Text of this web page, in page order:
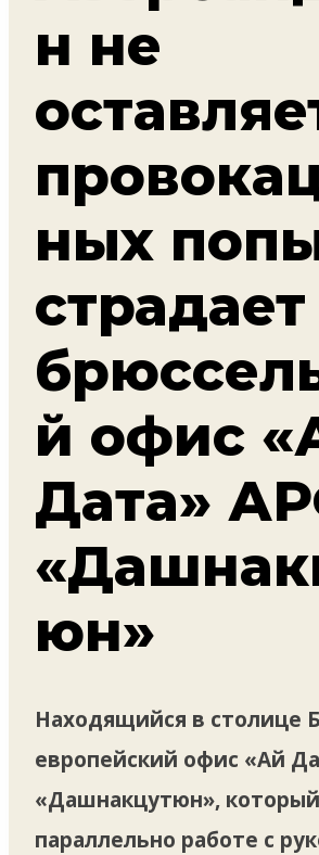
н не
ных
страдает
й офис
Дата»
юн»
Находящийся в столице
европейский офис «Ай
«Дашнакцутюн»,
параллельно работе с